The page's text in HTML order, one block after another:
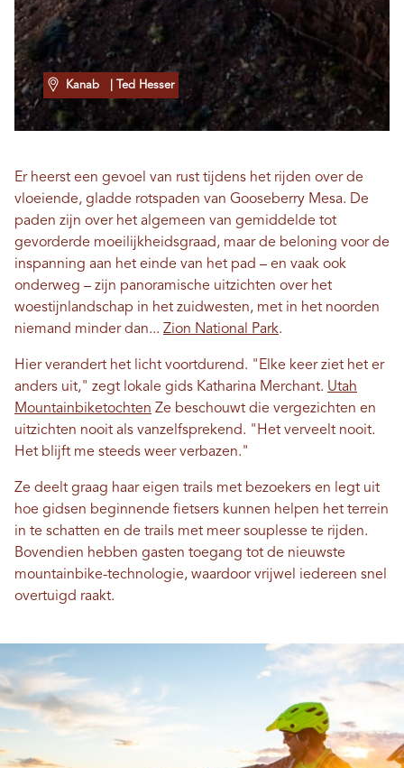
Kanab | Ted Hesser
Er heerst een gevoel van rust tijdens het rijden over de
vloeiende, gladde rotspaden van Gooseberry Mesa. De
paden zijn over het algemeen van gemiddelde tot
gevorderde moeilijkheidsgraad, maar de beloning voor de
inspanning aan het einde van het pad – en vaak ook
onderweg – zijn panoramische uitzichten over het
woestijnlandschap in het zuidwesten, met in het noorden
niemand minder dan... Zion National Park.
Hier verandert het licht voortdurend. "Elke keer ziet het er
anders uit," zegt lokale gids Katharina Merchant. Utah
Mountainbiketochten Ze beschouwt die vergezichten en
uitzichten nooit als vanzelfsprekend. "Het verveelt nooit.
Het blijft me steeds weer verbazen."
Ze deelt graag haar eigen trails met bezoekers en legt uit
hoe gidsen beginnende fietsers kunnen helpen het terrein
in te schatten en de trails met meer souplesse te rijden.
Bovendien hebben gasten toegang tot de nieuwste
mountainbike-technologie, waardoor vrijwel iedereen snel
overtuigd raakt.